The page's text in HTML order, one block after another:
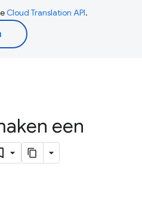
Cloud Translation API.
een